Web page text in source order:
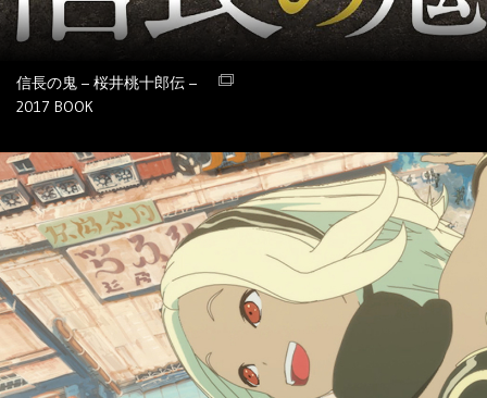
信長の鬼 – 桜井桃十郎伝 –
2017 BOOK